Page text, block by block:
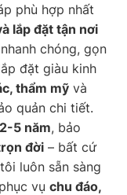
phù hợp nhất
lắp đặt tận nơi
nhanh chóng, gọn
đặt giàu kinh
thẩm mỹ và
quản chi tiết.
5 năm, bảo
đời – bất cứ
luôn sẵn sàng
vụ chu đáo,